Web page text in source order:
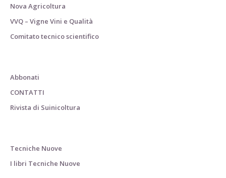
Nova Agricoltura
VVQ – Vigne Vini e Qualità
Comitato tecnico scientifico
Abbonati
CONTATTI
Rivista di Suinicoltura
Tecniche Nuove
I libri Tecniche Nuove